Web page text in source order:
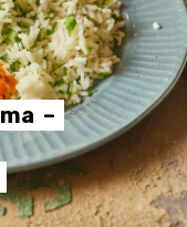
ma –